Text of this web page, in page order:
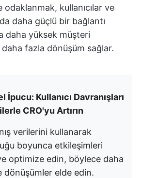
kullanıcılar ve
daha güçlü bir bağlantı
daha yüksek müşteri
fazla dönüşüm sağlar.
İpucu: Kullanıcı Davranışları
CRO'yu Artırın
verilerini kullanarak
boyunca etkileşimleri
optimize edin, böylece daha
dönüşümler elde edin.